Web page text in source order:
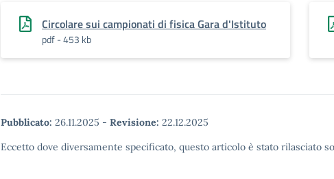
Circolare sui campionati di fisica Gara d'Istituto
pdf - 453 kb
Pubblicato: 26.11.2025 - Revisione: 22.12.2025
Eccetto dove diversamente specificato, questo articolo è stato rilasciato